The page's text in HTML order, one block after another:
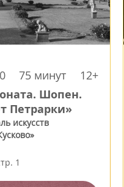
75 минут 12+
Шопен.
Петрарки»
искусств
1